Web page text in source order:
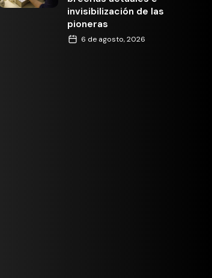
invisibilización de las
pioneras
6 de agosto, 2026